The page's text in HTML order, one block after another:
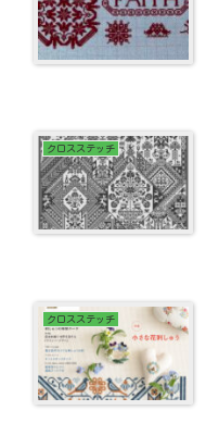
クロスステッチ
クロスステッチ